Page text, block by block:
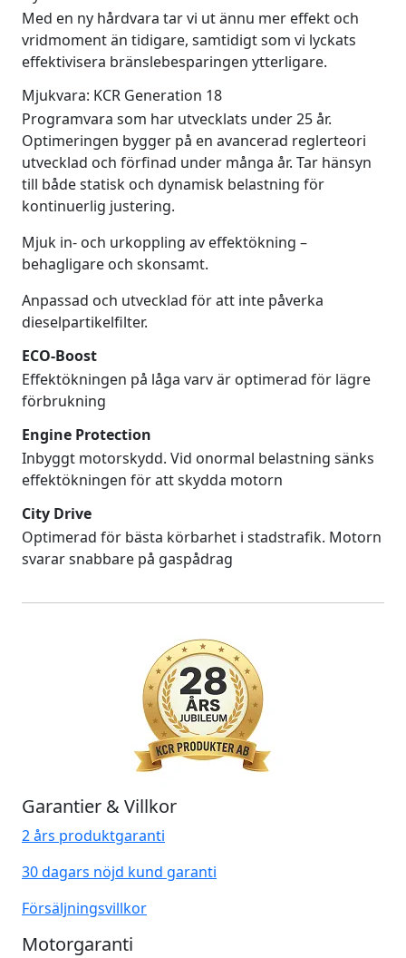
Med en ny hårdvara tar vi ut ännu mer effekt och
vridmoment än tidigare, samtidigt som vi lyckats
effektivisera bränslebesparingen ytterligare.
Mjukvara: KCR Generation 18
Programvara som har utvecklats under 25 år.
Optimeringen bygger på en avancerad reglerteori
utvecklad och förfinad under många år. Tar hänsyn
till både statisk och dynamisk belastning för
kontinuerlig justering.
Mjuk in- och urkoppling av effektökning –
behagligare och skonsamt.
Anpassad och utvecklad för att inte påverka
dieselpartikelfilter.
ECO-Boost
Effektökningen på låga varv är optimerad för lägre
förbrukning
Engine Protection
Inbyggt motorskydd. Vid onormal belastning sänks
effektökningen för att skydda motorn
City Drive
Optimerad för bästa körbarhet i stadstrafik. Motorn
svarar snabbare på gaspådrag
Garantier & Villkor
2 års produktgaranti
30 dagars nöjd kund garanti
Försäljningsvillkor
Motorgaranti